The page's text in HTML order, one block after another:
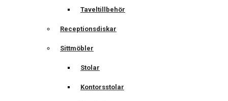
Taveltillbehör
Receptionsdiskar
Sittmöbler
Stolar
Kontorsstolar